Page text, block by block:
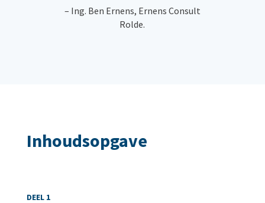
– Ing. Ben Ernens, Ernens Consult
Rolde.
Inhoudsopgave
DEEL 1